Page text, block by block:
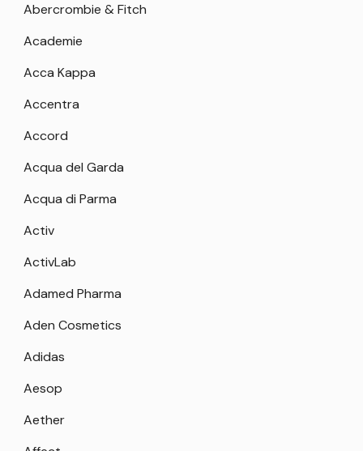
Abercrombie & Fitch
Academie
Acca Kappa
Accentra
Accord
Acqua del Garda
Acqua di Parma
Activ
ActivLab
Adamed Pharma
Aden Cosmetics
Adidas
Aesop
Aether